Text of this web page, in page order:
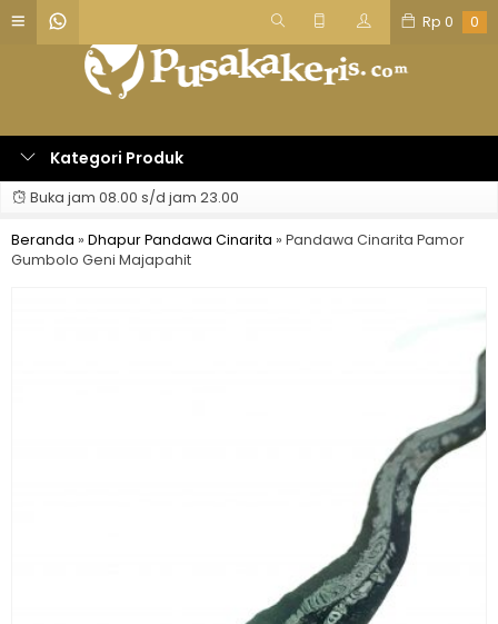
Rp 0 0
Kategori Produk
Buka jam 08.00 s/d jam 23.00
Beranda » Dhapur Pandawa Cinarita » Pandawa Cinarita Pamor
Gumbolo Geni Majapahit